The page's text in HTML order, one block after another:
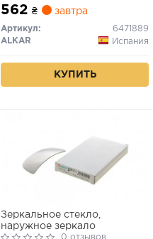
562 ₴ завтра
Артикул:
6471889
ALKAR
Испания
КУПИТЬ
Зеркальное стекло,
наружное зеркало
0 отзывов